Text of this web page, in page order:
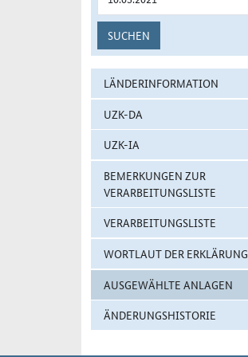
SUCHEN
LÄNDERINFORMATION
UZK-DA
UZK-IA
BEMERKUNGEN ZUR
VERARBEITUNGSLISTE
VERARBEITUNGSLISTE
WORTLAUT DER ERKLÄRUNG
AUSGEWÄHLTE ANLAGEN
ÄNDERUNGSHISTORIE